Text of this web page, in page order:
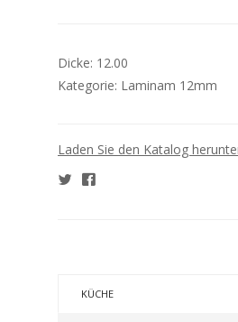
Dicke: 12.00
Kategorie: Laminam 12mm
Laden Sie den Katalog
KÜCHE